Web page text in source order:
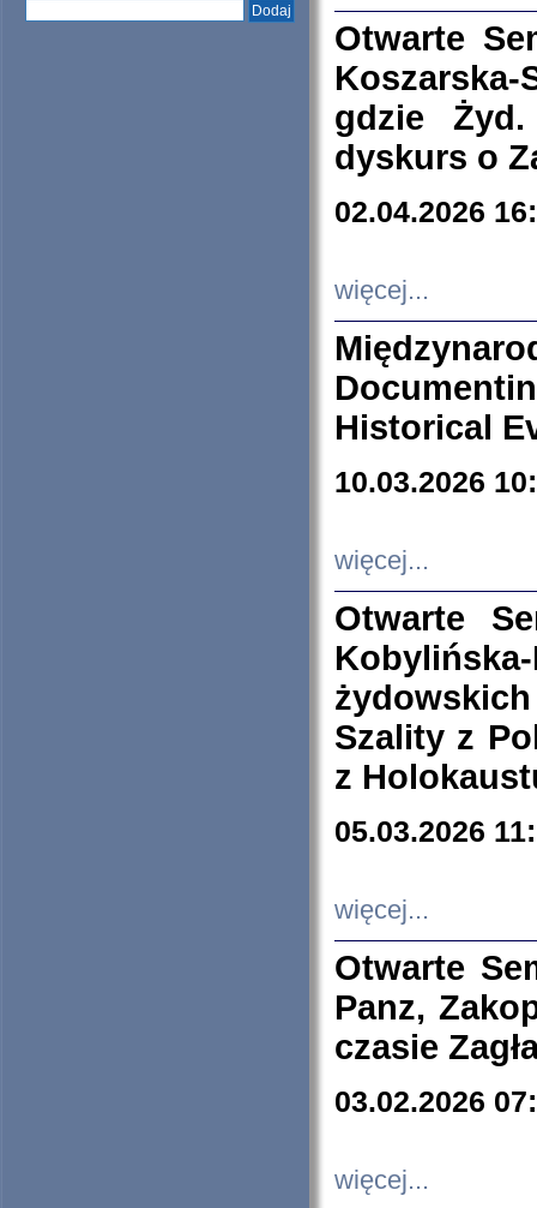
Otwarte
Koszarska-
gdzie
dyskurs o
02.04.2026
więcej...
Historical
10.03.2026
więcej...
Otwarte
Szality z
z
05.03.2026
więcej...
Otwarte
Panz,
czasie
03.02.2026
więcej...